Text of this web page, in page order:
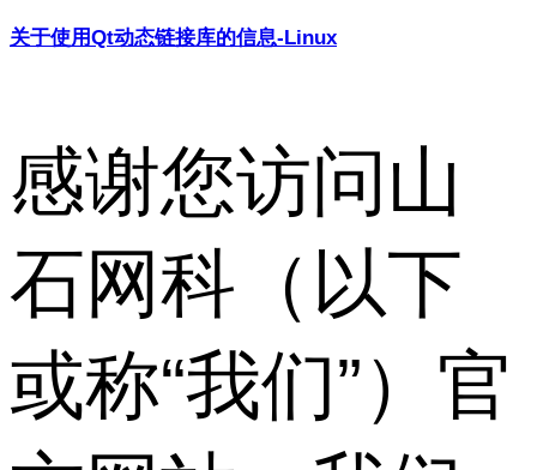
关于使用Qt动态链接库的信息-Linux
感谢您访问山
石网科（以下
或称“我们”）官